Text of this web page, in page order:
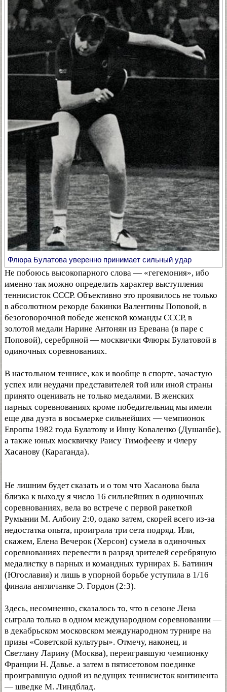
Флюра Булатова уверенно принимает сильный удар
Не побоюсь высокопарного слова — «гегемония», ибо
именно так можно определить характер выступления
теннисисток СССР. Объективно это проявилось не только
в абсолютном рекорде бакинки Валентины Поповой, в
безоговорочной победе женской команды СССР, в
золотой медали Нарине Антонян из Еревана (в паре с
Поповой), серебряной — москвички Флюры Булатовой в
одиночных соревнованиях.
В настольном теннисе, как и вообще в спорте, зачастую
успех или неудачи представителей той или иной страны
принято оценивать не только медалями. В женских
парных соревнованиях кроме победительниц мы имели
еще два дуэта в восьмерке сильнейших — чемпионок
Европы 1982 года Булатову и Инну Коваленко (Душанбе),
а также юных москвичку Раису Тимофееву и Флеру
Хасанову (Караганда).
Не лишним будет сказать и о том что Хасанова была
близка к выходу я число 16 сильнейших в одиночных
соревнованиях, вела во встрече с первой ракеткой
Румынии М. Албоиу 2:0, одако затем, скорей всего из-за
недостатка опыта, проиграла три сета подряд. Или,
скажем, Елена Вечерок (Херсон) сумела в одиночных
соревнованиях перевести в разряд зрителей серебряную
медалистку в парных и командных турнирах Б. Батинич
(Югославия) и лишь в упорной борьбе уступила в 1/16
финала англичанке Э. Гордон (2:3).
Здесь, несомненно, сказалось то, что в сезоне Лена
сыграла только в одном международном соревновании —
в декабрьском московском международном турнире на
призы «Советской культуры». Отмечу, наконец, и
Светлану Ларину (Москва), переигравшую чемпионку
Франции Н. Давье. а затем в пятисетовом поединке
проигравшую одной из ведущих теннисисток континента
— шведке М. Линдблад.